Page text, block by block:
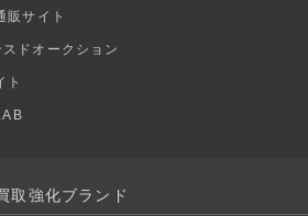
販サイト
ドオークション
ト
取強化ブランド